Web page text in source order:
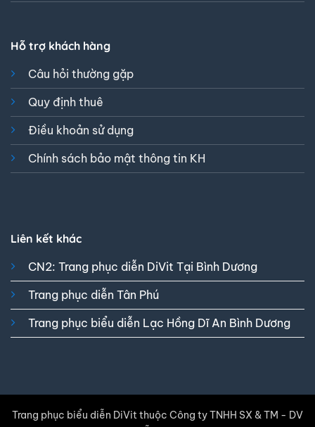
Hỗ trợ khách hàng
Câu hỏi thường gặp
Quy định thuê
Điều khoản sử dụng
Chính sách bảo mật thông tin KH
Liên kết khác
CN2: Trang phục diễn DiVit Tại Bình Dương
Trang phục diễn Tân Phú
Trang phục biểu diễn Lạc Hồng Dĩ An Bình Dương
Trang phục biểu diễn DiVit thuộc Công ty TNHH SX & TM - DV